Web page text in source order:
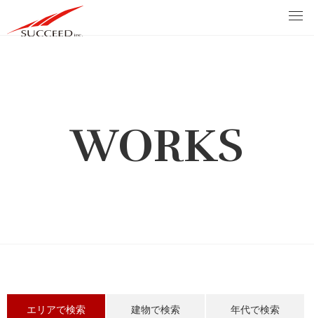
WORKS
エリアで検索 建物で検索 年代で検索